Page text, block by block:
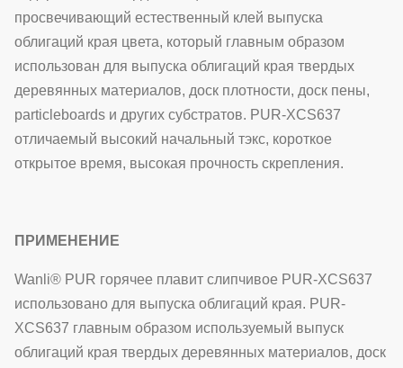
просвечивающий естественный клей выпуска
облигаций края цвета, который главным образом
использован для выпуска облигаций края твердых
деревянных материалов, доск плотности, доск пены,
particleboards и других субстратов. PUR-XCS637
отличаемый высокий начальный тэкс, короткое
открытое время, высокая прочность скрепления.
ПРИМЕНЕНИЕ
Wanli® PUR горячее плавит слипчивое PUR-XCS637
использовано для выпуска облигаций края. PUR-
XCS637 главным образом используемый выпуск
облигаций края твердых деревянных материалов, доск